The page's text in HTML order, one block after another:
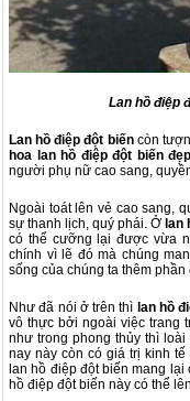
Lan hồ điệp
Lan hồ điệp đột biếncòn
hoa lan hồ điệp đột biến đẹp
người phụ nữ cao sang,
Ngoài toát lên vẻ cao sang,
sự thanh lịch, quý phái. Ở lan
có thể cưỡng lại được vừa
chính vì lẽ đó mà chúng
sống của chúng ta thêm phần
Như đã nói ở trên thì lan hồ
vô thực bởi ngoài việc trang
như trong phong thủy thì loài
nay này còn có giá trị kinh
lan hồ điệp đột biến mang
hồ điệp đột biến này có thể